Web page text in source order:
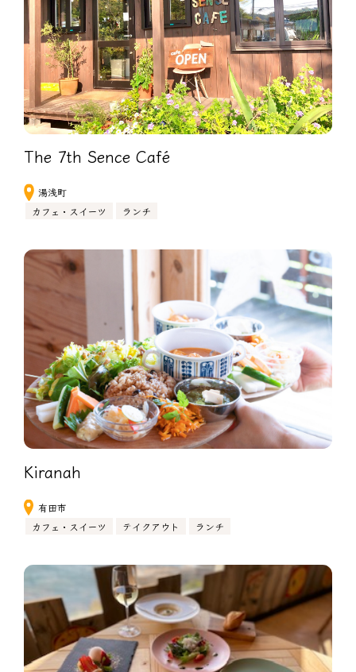
The 7th Sence Café
湯浅町
カフェ・スイーツ
ランチ
Kiranah
有田市
カフェ・スイーツ
テイクアウト ランチ